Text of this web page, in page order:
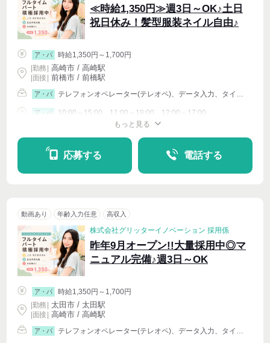
≪時給1,350円≫週3日～OK♪土日
祝日休み！髪型服装ネイル自由♪
ア・パ
時給1,350円～1,700円
|勤務 高崎市 / 高崎駅
| 面接 | 前橋市 / 前橋駅
ア・パ テレフォンオペレーター(テレオペ)、データ入力、タイピング(PC・パソコン・インターネット)、イベントその他
ア・パ 10:00～15:00、11:00～18:00、12:00～17:00
もっと見る
応募する 電話する
動画あり 年齢入力任意 高収入
株式会社グリッターイノベーション 採用係
昨年9月オープン!!大量採用中◎マ
ニュアル完備♪週3日～OK
ア・パ
時給1,350円～1,700円
|勤務 太田市 / 太田駅
| 面接 | 高崎市 / 高崎駅
ア・パ テレフォンオペレーター(テレオペ)、データ入力、タイピング(PC・パソコン・インターネット)、イベントその他